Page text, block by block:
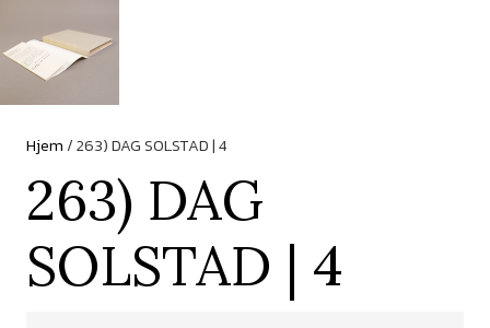
Hjem/ 263) DAG SOLSTAD | 4
263) DAG
SOLSTAD | 4